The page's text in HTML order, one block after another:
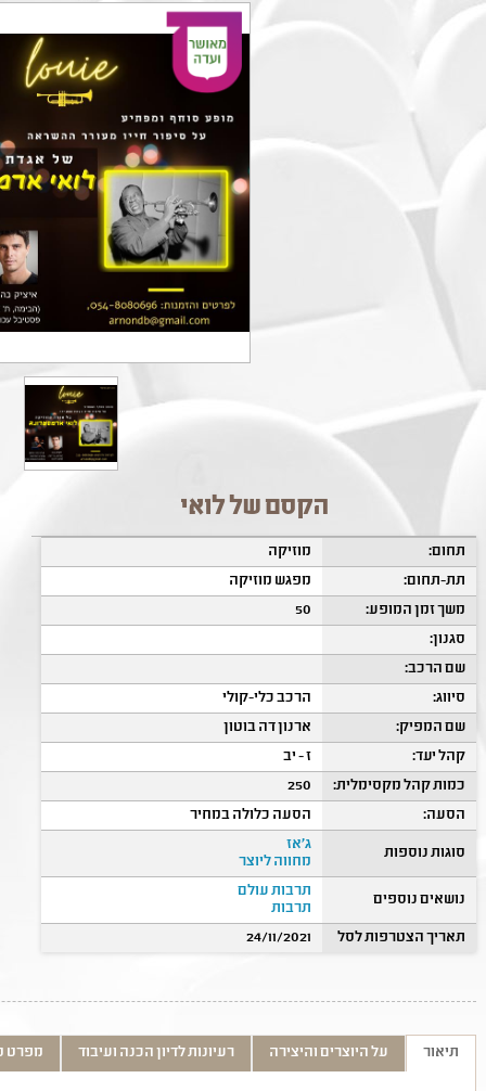
הקסם של לואי
תחום:
מוזיקה
תת-תחום:
מפגש מוזיקה
משך זמן המופע:
50
סגנון:
שם הרכב:
סיווג:
הרכב כלי-קולי
שם המפיק:
ארנון דה בוטון
קהל יעד:
ז - יב
כמות קהל מקסימלית:
250
הסעה:
הסעה כלולה במחיר
סוגות נוספות
ג'אז
מחווה ליוצר
נושאים נוספים
תרבות עולם
תרבות
תאריך הצטרפות לסל
24/11/2021
תיאור על היוצרים והיצירה רעיונות לדיון הכנה ועיבוד מפרט